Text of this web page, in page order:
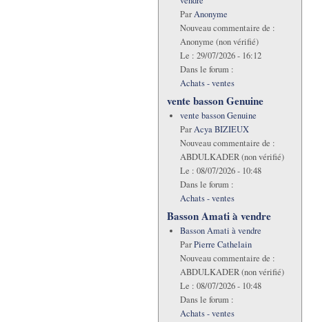
ParAnonyme
Nouveau commentaire de :
Anonyme (non vérifié)
Le : 29/07/2026 - 16:12
Dans le forum :
Achats - ventes
vente basson Genuine
vente basson Genuine
ParAcya BIZIEUX
Nouveau commentaire de :
ABDULKADER (non vérifié)
Le : 08/07/2026 - 10:48
Dans le forum :
Achats - ventes
Basson Amati à vendre
Basson Amati à vendre
ParPierre Cathelain
Nouveau commentaire de :
ABDULKADER (non vérifié)
Le : 08/07/2026 - 10:48
Dans le forum :
Achats - ventes